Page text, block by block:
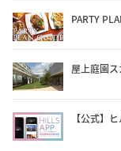
PARTY
屋上庭園
【公式】